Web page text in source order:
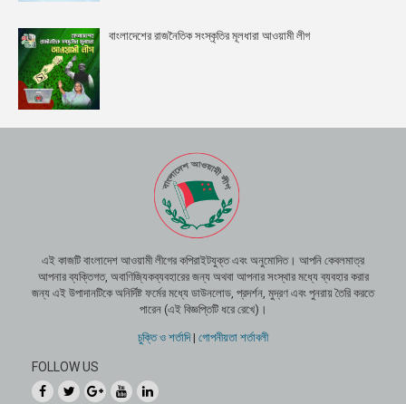
বাংলাদেশের রাজনৈতিক সংস্কৃতির মূলধারা আওয়ামী লীগ
এই কাজটি বাংলাদেশ আওয়ামী লীগের কপিরাইটযুক্ত এবং অনুমোদিত। আপনি কেবলমাত্র
আপনার ব্যক্তিগত, অবাণিজ্যিকব্যবহারের জন্য অথবা আপনার সংস্থার মধ্যে ব্যবহার করার
জন্য এই উপাদানটিকে অনির্দিষ্ট ফর্মের মধ্যে ডাউনলোড, প্রদর্শন, মুদ্রণ এবং পুনরায় তৈরি করতে
পারেন (এই বিজ্ঞপ্তিটি ধরে রেখে)।
চুক্তি ও শর্তাদি| গোপনীয়তা শর্তাবলী
FOLLOW US